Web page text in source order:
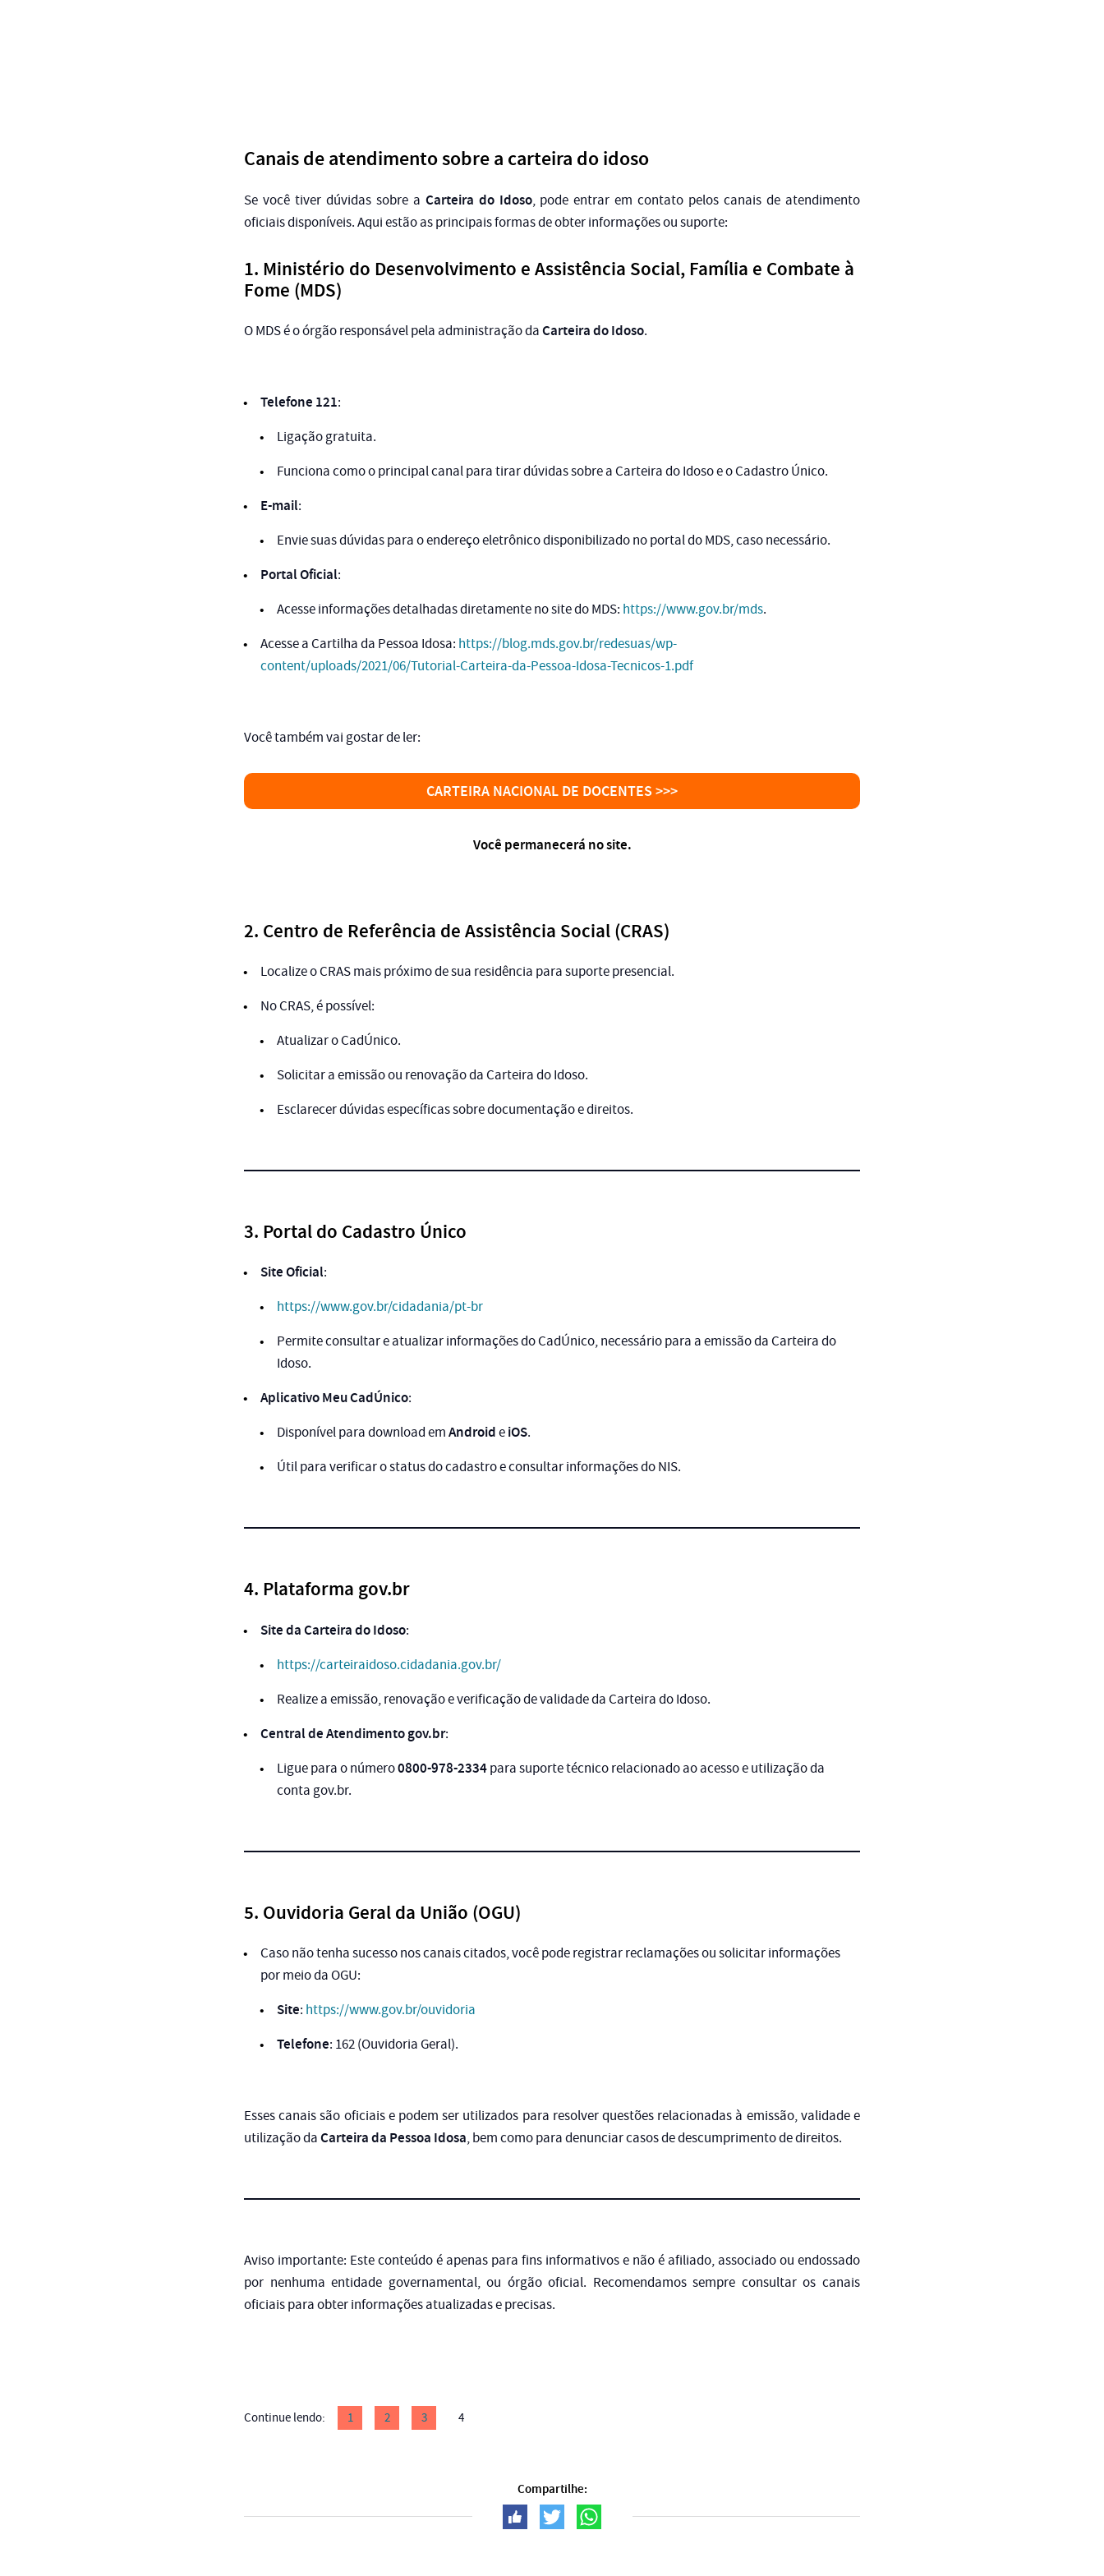
Canais de atendimento sobre a carteira do idoso
Se você tiver dúvidas sobre a Carteira do Idoso, pode entrar em contato pelos canais de atendimento
oficiais disponíveis. Aqui estão as principais formas de obter informações ou suporte:
1. Ministério do Desenvolvimento e Assistência Social, Família e Combate à
Fome (MDS)
O MDS é o órgão responsável pela administração daCarteira do Idoso.
Telefone 121:
Ligação gratuita.
Funciona como o principal canal para tirar dúvidas sobre a Carteira do Idoso e o Cadastro Único.
E-mail:
Envie suas dúvidas para o endereço eletrônico disponibilizado no portal do MDS, caso necessário.
Portal Oficial:
Acesse informações detalhadas diretamente no site do MDS: https://www.gov.br/mds.
Acesse a Cartilha da Pessoa Idosa: https://blog.mds.gov.br/redesuas/wp-
content/uploads/2021/06/Tutorial-Carteira-da-Pessoa-Idosa-Tecnicos-1.pdf
Você também vai gostar de ler:
CARTEIRA NACIONAL DE DOCENTES >>>
Você permanecerá no site.
2. Centro de Referência de Assistência Social (CRAS)
Localize o CRAS mais próximo de sua residência para suporte presencial.
No CRAS, é possível:
Atualizar o CadÚnico.
Solicitar a emissão ou renovação da Carteira do Idoso.
Esclarecer dúvidas específicas sobre documentação e direitos.
3. Portal do Cadastro Único
Site Oficial:
https://www.gov.br/cidadania/pt-br
Permite consultar e atualizar informações do CadÚnico, necessário para a emissão da Carteira do
Idoso.
Aplicativo Meu CadÚnico:
Disponível para download emAndroideiOS.
Útil para verificar o status do cadastro e consultar informações do NIS.
4. Plataforma gov.br
Site da Carteira do Idoso:
https://carteiraidoso.cidadania.gov.br/
Realize a emissão, renovação e verificação de validade da Carteira do Idoso.
Central de Atendimento gov.br:
Ligue para o número0800-978-2334para suporte técnico relacionado ao acesso e utilização da
conta gov.br.
5. Ouvidoria Geral da União (OGU)
Caso não tenha sucesso nos canais citados, você pode registrar reclamações ou solicitar informações
por meio da OGU:
Site: https://www.gov.br/ouvidoria
Telefone: 162 (Ouvidoria Geral).
Esses canais são oficiais e podem ser utilizados para resolver questões relacionadas à emissão, validade e
utilização daCarteira da Pessoa Idosa, bem como para denunciar casos de descumprimento de direitos.
Aviso importante: Este conteúdo é apenas para fins informativos e não é afiliado, associado ou endossado
por nenhuma entidade governamental, ou órgão oficial. Recomendamos sempre consultar os canais
oficiais para obter informações atualizadas e precisas.
Continue lendo: 1 2 3 4
Compartilhe: